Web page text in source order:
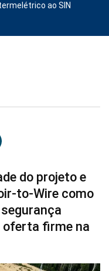
ao SIN
do projeto e
to-Wire como
oferta firme na